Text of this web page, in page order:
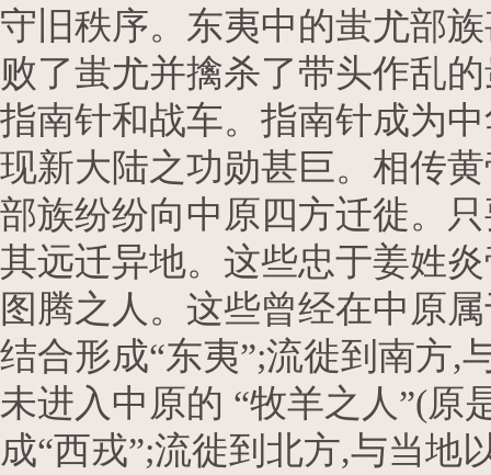
守旧秩序。东夷中的蚩尤部
败了蚩尤并擒杀了带头作乱
指南针和战车。指南针成为
现新大陆之功勋甚巨。相传
部族纷纷向中原四方迁徙。
其远迁异地。这些忠于姜姓
图腾之人。这些曾经在中原
结合形成“东夷”;流徙到南方,
未进入中原的 “牧羊之人”(原
成“西戎”;流徙到北方,与当地